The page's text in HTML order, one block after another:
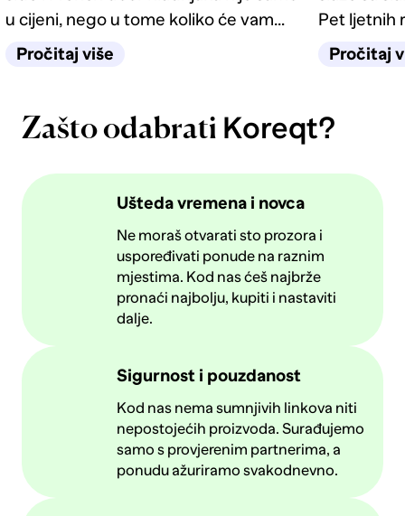
u cijeni, nego u tome koliko će vam
život u kuhinji biti jednostavan
Pročitaj više
Pet ljetnih
kategorije
Pročitaj
Zašto odabrati Koreqt?
Ušteda vremena i novca
Ne moraš otvarati sto prozora i
uspoređivati ponude na raznim
mjestima. Kod nas ćeš najbrže
pronaći najbolju, kupiti i nastaviti
dalje.
Sigurnost i pouzdanost
Kod nas nema sumnjivih linkova niti
nepostojećih proizvoda. Surađujemo
samo s provjerenim partnerima, a
ponudu ažuriramo svakodnevno.